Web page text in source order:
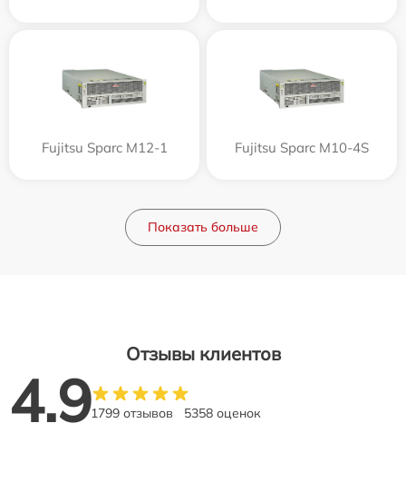
Fujitsu Sparc M12-1 Fujitsu Sparc M10-4S
Показать больше
Отзывы клиентов
4.91799 отзывов 5358 оценок